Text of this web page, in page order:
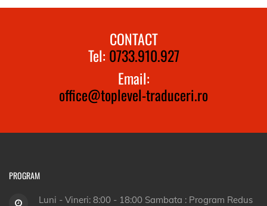
CONTACT
Tel: 0733.910.927
Email:
office@toplevel-traduceri.ro
PROGRAM
Luni - Vineri: 8:00 - 18:00 Sambata : Program Redus